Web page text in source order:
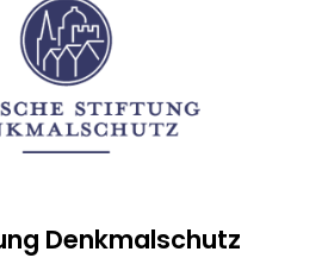
Denkmalschutz